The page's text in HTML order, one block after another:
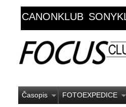
CANONKLUB
Časopis FOTOEXPEDICE